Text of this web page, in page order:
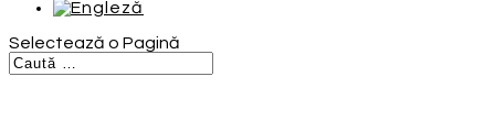
Selectează o Pagină